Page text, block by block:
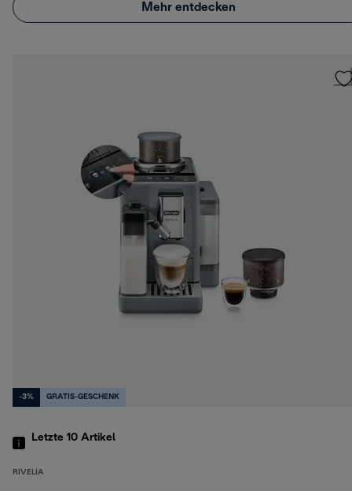
Mehr entdecken
-3% GRATIS-GESCHENK
Letzte 10 Artikel
RIVELIA